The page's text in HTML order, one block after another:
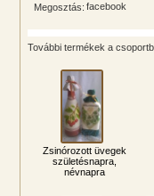
Megosztás: facebook
További termékek a
Zsinórozott üvegek
születésnapra,
névnapra